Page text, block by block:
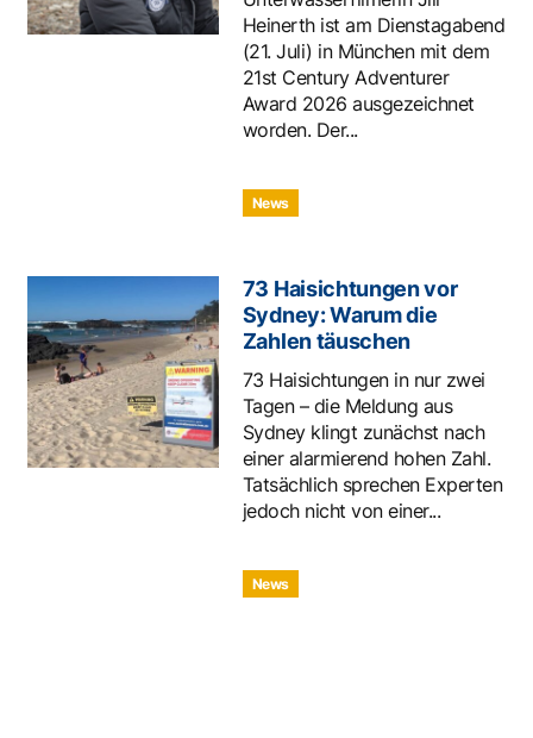
Heinerth ist am Dienstagabend
(21. Juli) in München mit dem
21st Century Adventurer
Award 2026 ausgezeichnet
worden. Der...
News
73 Haisichtungen vor
Sydney: Warum die
Zahlen täuschen
73 Haisichtungen in nur zwei
Tagen – die Meldung aus
Sydney klingt zunächst nach
einer alarmierend hohen Zahl.
Tatsächlich sprechen Experten
jedoch nicht von einer...
News